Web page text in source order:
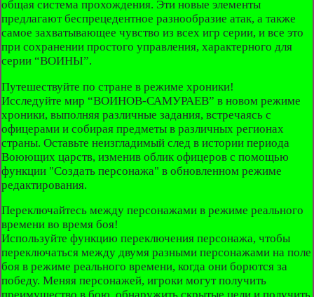
общая система прохождения. Эти новые элементы
предлагают беспрецедентное разнообразие атак, а также
самое захватывающее чувство из всех игр серии, и все это
при сохранении простого управления, характерного для
серии “ВОИНЫ”.
Путешествуйте по стране в режиме хроники!
Исследуйте мир “ВОИНОВ-САМУРАЕВ” в новом режиме
хроники, выполняя различные задания, встречаясь с
офицерами и собирая предметы в различных регионах
страны. Оставьте неизгладимый след в истории периода
Воюющих царств, изменив облик офицеров с помощью
функции "Создать персонажа" в обновленном режиме
редактирования.
Переключайтесь между персонажами в режиме реального
времени во время боя!
Используйте функцию переключения персонажа, чтобы
переключаться между двумя разными персонажами на поле
боя в режиме реального времени, когда они борются за
победу. Меняя персонажей, игроки могут получить